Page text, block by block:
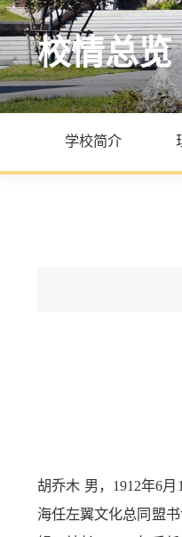
校情总览
学校简介
胡乔木 男，1912年6
海任左翼文化总同盟